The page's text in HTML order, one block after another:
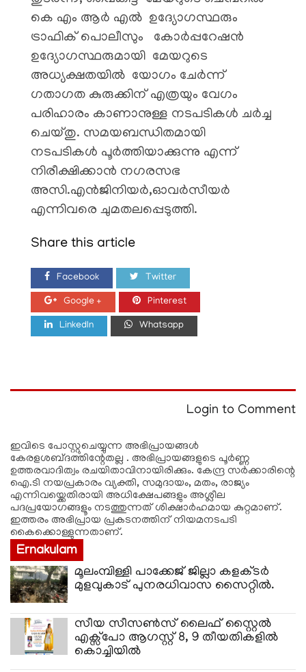
കെ എം ആർ എൽ ഉദ്യോഗസ്ഥരും
ട്രാഫിക് പൊലീസും കോർപ്പറേഷൻ
ഉദ്യോഗസ്ഥരുമായി മേയറുടെ
അധ്യക്ഷതയിൽ യോഗം ചേർന്ന്
ഗതാഗത കുരുക്കിന് എത്രയും വേഗം
പരിഹാരം കാണാനുള്ള നടപടികൾ ചർച്ച
ചെയ്തു. സമയബന്ധിതമായി
നടപടികൾ പൂർത്തിയാക്കുന്നു എന്ന്
നിരീക്ഷിക്കാൻ നഗരസഭ
അസി.എൻജിനിയർ,ഓവർസീയർ
എന്നിവരെ ചുമതലപ്പെടുത്തി.
Share this article
Facebook Twitter
Google + Pinterest
LinkedIn Whatsapp
Login to Comment
ഇവിടെ പോസ്റ്റുചെയ്യുന്ന അഭിപ്രായങ്ങള്‍
കേരളശബ്‌ദത്തിന്റേതല്ല . അഭിപ്രായങ്ങളുടെ പൂര്‍ണ്ണ
ഉത്തരവാദിത്വം രചയിതാവിനായിരിക്കും. കേന്ദ്ര സർക്കാരിന്റെ
ഐ.ടി നയപ്രകാരം വ്യക്തി, സമുദായം, മതം, രാജ്യം
എന്നിവയ്ക്കെതിരായി അധിക്ഷേപങ്ങളും അശ്ലീല
പദപ്രയോഗങ്ങളൂം നടത്തുന്നത് ശിക്ഷാര്‍ഹമായ കുറ്റമാണ്.
ഇത്തരം അഭിപ്രായ പ്രകടനത്തിന് നിയമനടപടി
കൈക്കൊള്ളുന്നതാണ്.
Ernakulam
മൂലംമ്പിള്ളി പാക്കേജ് ജില്ലാ കളക്ടർ
മുളവുകാട് പുനരധിവാസ സൈറ്റിൽ.
സീയ സീസൺസ് ലൈഫ് സ്റ്റൈൽ
എക്സ്പോ ആഗസ്റ്റ് 8, 9 തീയതികളിൽ
കൊച്ചിയിൽ